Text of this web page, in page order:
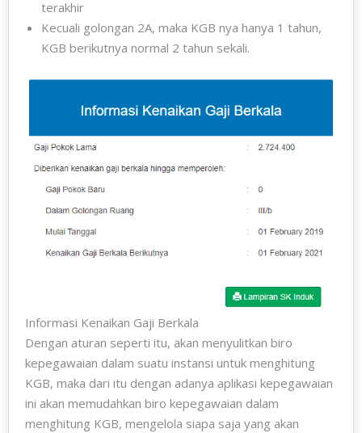
terakhir
Kecuali golongan 2A, maka KGB nya hanya 1 tahun,
KGB berikutnya normal 2 tahun sekali.
Informasi Kenaikan Gaji Berkala
Dengan aturan seperti itu, akan menyulitkan biro
kepegawaian dalam suatu instansi untuk menghitung
KGB, maka dari itu dengan adanya aplikasi kepegawaian
ini akan memudahkan biro kepegawaian dalam
menghitung KGB, mengelola siapa saja yang akan